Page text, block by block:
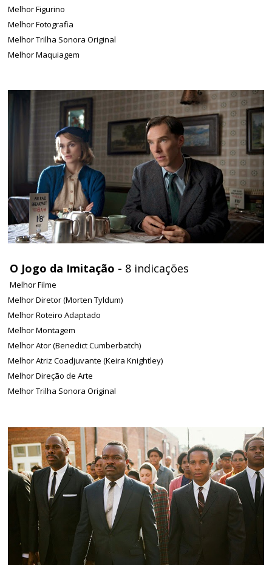
Melhor Figurino
Melhor Fotografia
Melhor Trilha Sonora Original
Melhor Maquiagem
O Jogo da Imitação - 8 indicações
Melhor Filme
Melhor Diretor (Morten Tyldum)
Melhor Roteiro Adaptado
Melhor Montagem
Melhor Ator (Benedict Cumberbatch)
Melhor Atriz Coadjuvante (Keira Knightley)
Melhor Direção de Arte
Melhor Trilha Sonora Original